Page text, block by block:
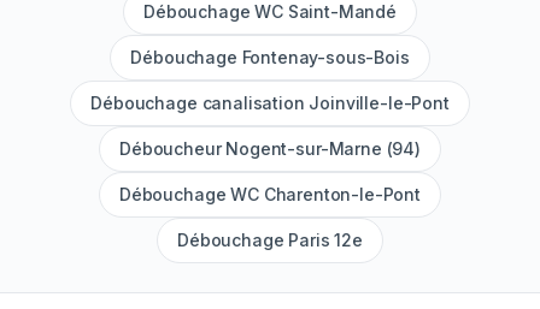
Débouchage WC Saint-Mandé
Débouchage Fontenay-sous-Bois
Débouchage canalisation Joinville-le-Pont
Déboucheur Nogent-sur-Marne (94)
Débouchage WC Charenton-le-Pont
Débouchage Paris 12e